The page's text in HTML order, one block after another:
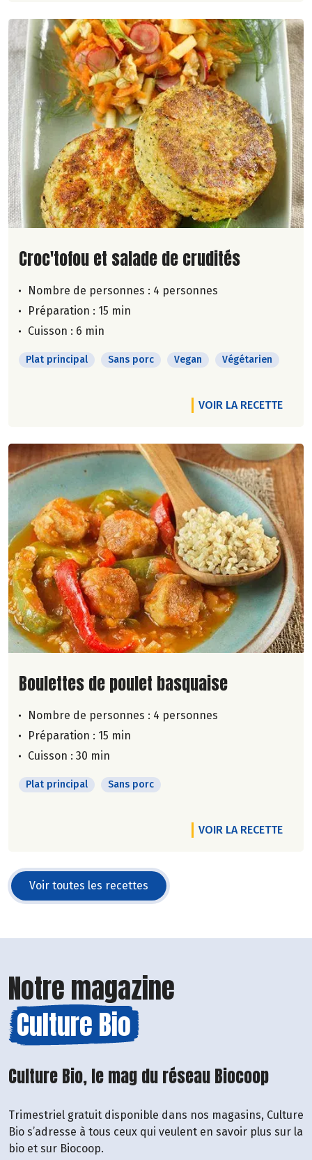
Lire la suite de la recette
Croc'tofou et salade de crudités
Nombre de personnes : 4 personnes
Préparation : 15 min
Cuisson : 6 min
Plat principal Sans porc Vegan Végétarien
VOIR LA RECETTE
Lire la suite de la recette
Boulettes de poulet basquaise
Nombre de personnes : 4 personnes
Préparation : 15 min
Cuisson : 30 min
Plat principal Sans porc
VOIR LA RECETTE
Voir toutes les recettes
Notre magazine
Culture Bio
Culture Bio, le mag du réseau Biocoop
Trimestriel gratuit disponible dans nos magasins, Culture
Bio s’adresse à tous ceux qui veulent en savoir plus sur la
bio et sur Biocoop.